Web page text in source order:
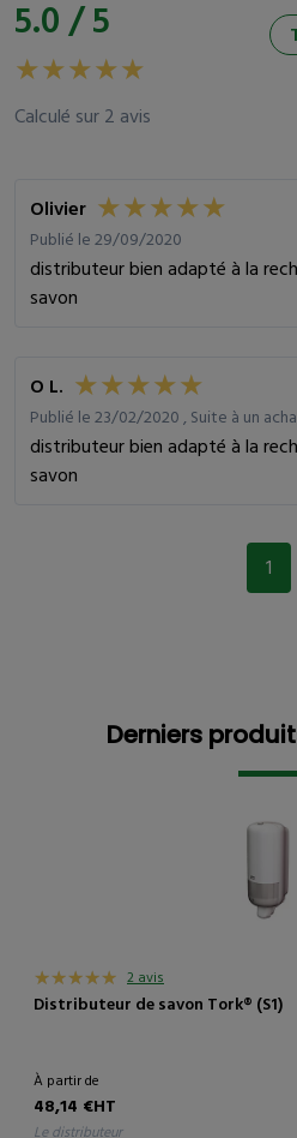
5.0 / 5
Calculé sur 2 avis
Olivier
Publié le 29/09/2020
distributeur bien adapté à la
savon
O L.
Publié le 23/02/2020 , Suite à un
distributeur bien adapté à la
savon
1
Derniers
2 avis
Distributeur de savon Tork® (S1)
À partir de
48,14 €HT
le distributeur